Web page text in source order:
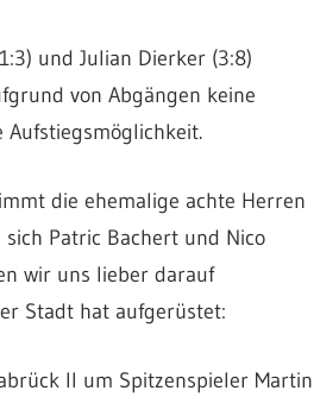
und Julian Dierker (3:8)
von Abgängen keine
die ehemalige achte Herren
Patric Bachert und Nico
wir uns lieber darauf
Stadt hat aufgerüstet:
II um Spitzenspieler Martin